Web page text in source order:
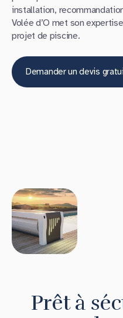
installation,
Volée d’O met son
projet de piscine.
Demander un devis
Prêt à